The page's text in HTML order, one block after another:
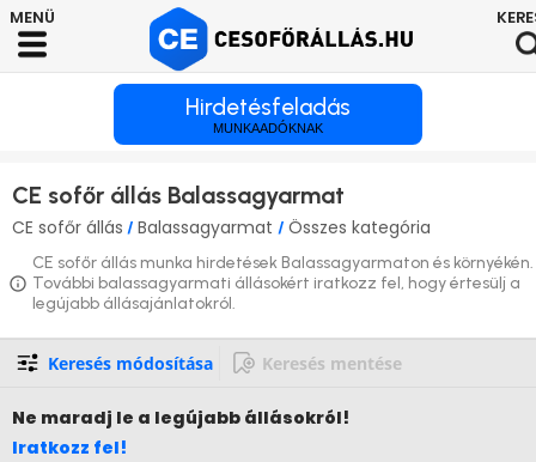
Hirdetésfeladás
MUNKAADÓKNAK
CE sofőr állás Balassagyarmat
CE sofőr állás / Balassagyarmat / Összes kategória
CE sofőr állás munka hirdetések Balassagyarmaton és környékén.
További balassagyarmati állásokért iratkozz fel, hogy értesülj a
legújabb állásajánlatokról.
Keresés módosítása Keresés mentése
Ne maradj le a legújabb állásokról!
Iratkozz fel!